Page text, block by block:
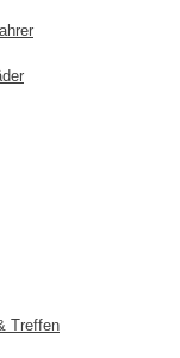
Treffen